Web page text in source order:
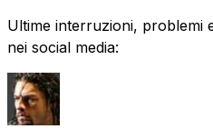
Ultime interruzioni, problemi
nei social media: